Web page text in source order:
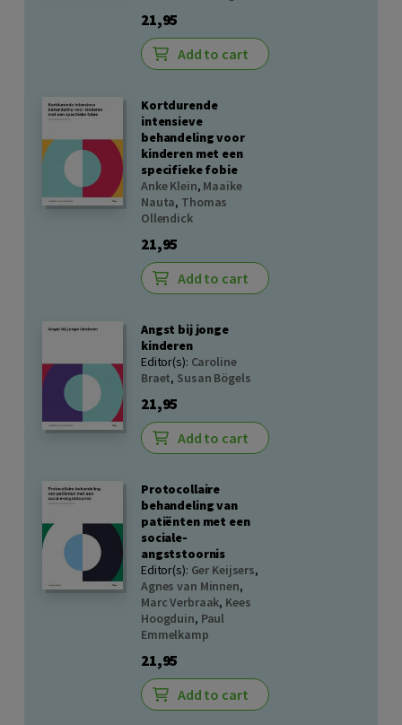
21,95
Add to cart
Kortdurende
intensieve
behandeling voor
kinderen met een
specifieke fobie
Anke Klein, Maaike
Nauta, Thomas
Ollendick
21,95
Add to cart
Angst bij jonge
kinderen
Editor(s): Caroline
Braet, Susan Bögels
21,95
Add to cart
Protocollaire
behandeling van
patiënten met een
sociale-
angststoornis
Editor(s): Ger Keijsers,
Agnes van Minnen,
Marc Verbraak, Kees
Hoogduin, Paul
Emmelkamp
21,95
Add to cart